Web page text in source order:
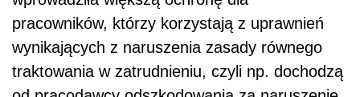
pracowników, którzy korzystają z uprawnień
wynikających z naruszenia zasady równego
traktowania w zatrudnieniu, czyli np. dochodzą